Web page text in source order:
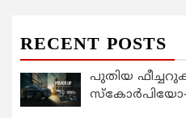
RECENT POSTS
പുതിയ